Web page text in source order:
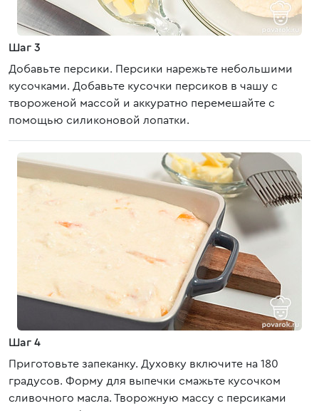
Шаг 3
Добавьте персики. Персики нарежьте небольшими
кусочками. Добавьте кусочки персиков в чашу с
твороженой массой и аккуратно перемешайте с
помощью силиконовой лопатки.
Шаг 4
Приготовьте запеканку. Духовку включите на 180
градусов. Форму для выпечки смажьте кусочком
сливочного масла. Творожную массу с персиками